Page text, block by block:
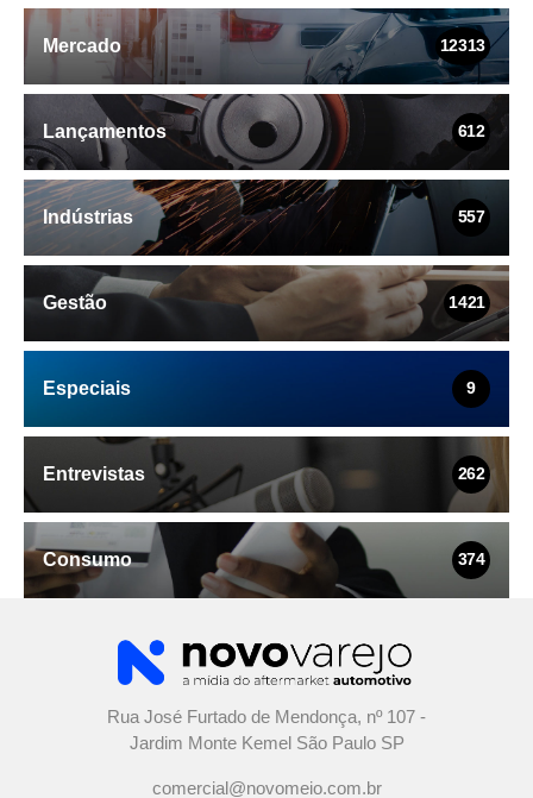
Mercado 12313
Lançamentos 612
Indústrias 557
Gestão 1421
Especiais 9
Entrevistas 262
Consumo 374
Rua José Furtado de Mendonça, nº 107 -
Jardim Monte Kemel São Paulo SP
comercial@novomeio.com.br